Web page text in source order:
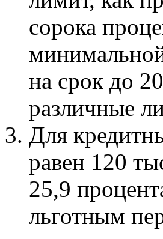
сорока
на срок до
различные
Для
равен 120
25,9
льготным